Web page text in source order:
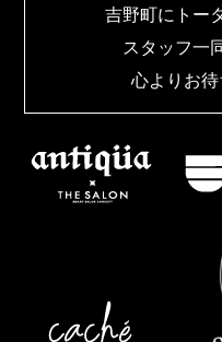
吉野町にトー
スタッフ一
心よりお待